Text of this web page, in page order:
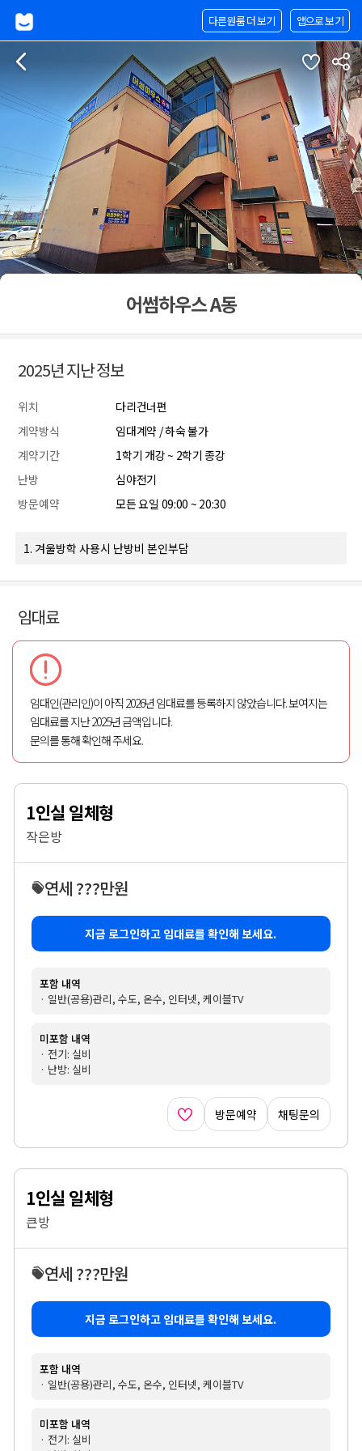
앱으로 보기
다른원룸 더 보기
어썸하우스 A동
2025년 지난 정보
위치
다리건너편
계약방식
임대계약 / 하숙 불가
계약기간
1학기 개강 ~ 2학기 종강
난방
심야전기
방문예약
모든 요일 09:00 ~ 20:30
1. 겨울방학 사용시 난방비 본인부담
임대료
임대인(관리인)이 아직 2026년 임대료를 등록하지 않았습니다. 보여지는
임대료를 지난 2025년 금액입니다.
문의를 통해 확인해 주세요.
1인실 일체형
작은방
연세 ???만원
지금 로그인하고 임대료를 확인해 보세요.
포함 내역
· 일반(공용)관리, 수도, 온수, 인터넷, 케이블TV
미포함 내역
· 전기: 실비
· 난방: 실비
방문예약 채팅문의
1인실 일체형
큰방
연세 ???만원
지금 로그인하고 임대료를 확인해 보세요.
포함 내역
· 일반(공용)관리, 수도, 온수, 인터넷, 케이블TV
미포함 내역
· 전기: 실비